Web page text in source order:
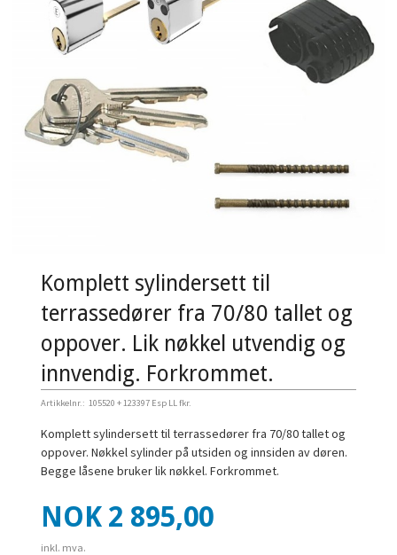
Komplett sylindersett til
terrassedører fra 70/80 tallet og
oppover. Lik nøkkel utvendig og
innvendig. Forkrommet.
Artikkelnr.: 105520 + 123397 Esp LL fkr.
Komplett sylindersett til terrassedører fra 70/80 tallet og
oppover. Nøkkel sylinder på utsiden og innsiden av døren.
Begge låsene bruker lik nøkkel. Forkrommet.
Pris
NOK 2 895,00
inkl. mva.